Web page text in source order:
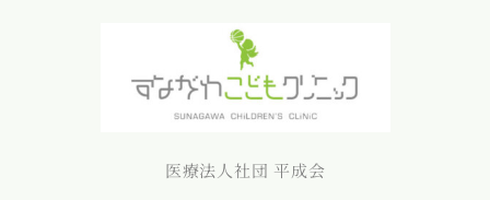
医療法人社団 平成会